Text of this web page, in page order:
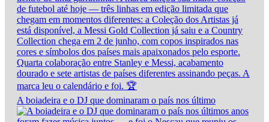
A boiadeira e o DJ que dominaram o país nos último